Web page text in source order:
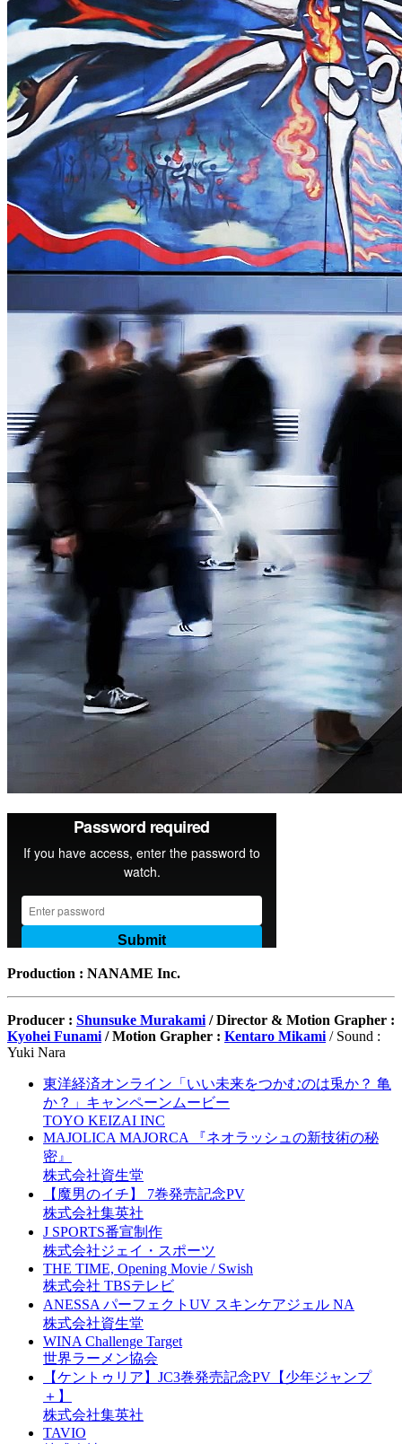
Production : NANAME Inc.
Producer : Shunsuke Murakami / Director & Motion Grapher :
Kyohei Funami / Motion Grapher : Kentaro Mikami / Sound :
Yuki Nara
東洋経済オンライン「いい未来をつかむのは兎か？ 亀
か？」キャンペーンムービー
TOYO KEIZAI INC
MAJOLICA MAJORCA 『ネオラッシュの新技術の秘
密』
株式会社資生堂
【魔男のイチ】 7巻発売記念PV
株式会社集英社
J SPORTS番宣制作
株式会社ジェイ・スポーツ
THE TIME, Opening Movie / Swish
株式会社 TBSテレビ
ANESSA パーフェクトUV スキンケアジェル NA
株式会社資生堂
WINA Challenge Target
世界ラーメン協会
【ケントゥリア】JC3巻発売記念PV【少年ジャンプ
＋】
株式会社集英社
TAVIO